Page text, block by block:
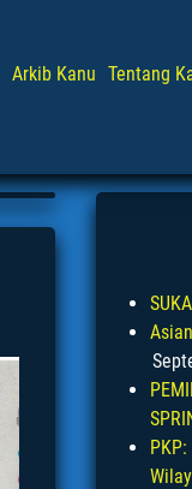
Arkib Kanu Tentang